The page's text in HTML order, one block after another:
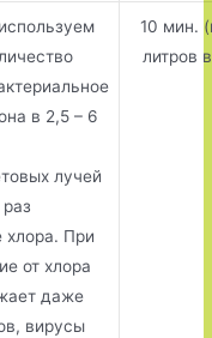
в 2,5 – 6
лучей
хлора. При
от хлора
даже
вирусы
10 мин.
литров